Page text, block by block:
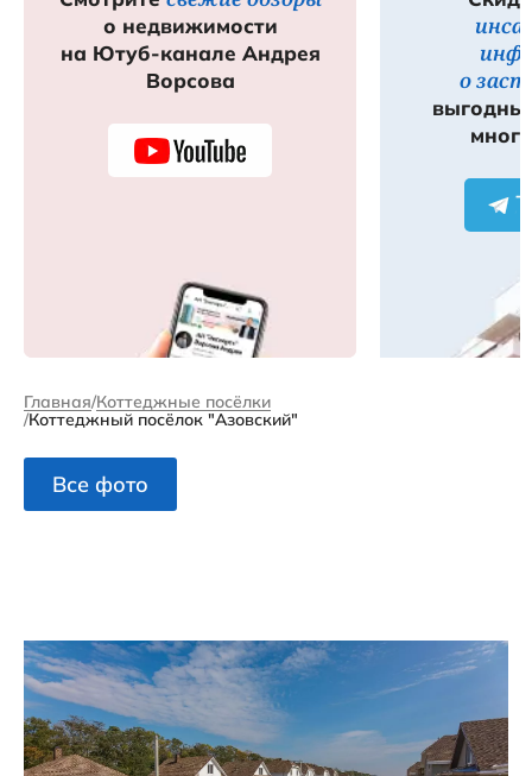
о недвижимости
на Ютуб-канале Андрея
Ворсова
о
Главная Коттеджные посёлки
Коттеджный посёлок "Азовский"
Все фото